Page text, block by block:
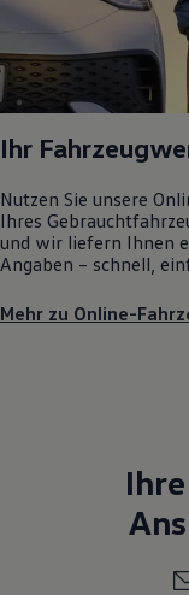
Ihr
Nutzen Sie unsere
Ihres
und wir liefern Ihnen
Angaben – schnell,
Mehr zu Online-